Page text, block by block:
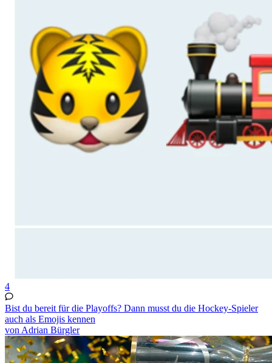
4
Bist du bereit für die Playoffs? Dann musst du die Hockey-Spieler
auch als Emojis kennen
von Adrian Bürgler